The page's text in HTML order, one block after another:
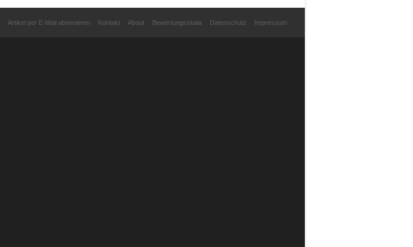
Artikel per E-Mail abonnieren Kontakt About Bewertungsskala Datenschutz Impressum